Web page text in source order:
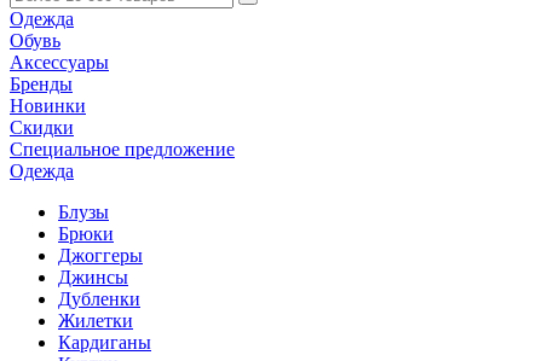
Одежда
Обувь
Аксессуары
Бренды
Новинки
Скидки
Специальное предложение
Одежда
Блузы
Брюки
Джоггеры
Джинсы
Дубленки
Жилетки
Кардиганы